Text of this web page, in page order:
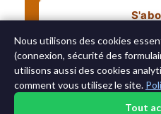
Email
Recevez aussi les alertes
Nous utilisons des cookies
(connexion, sécurité des
utilisons aussi des cookies
comment vous utilisez le site.
Tout